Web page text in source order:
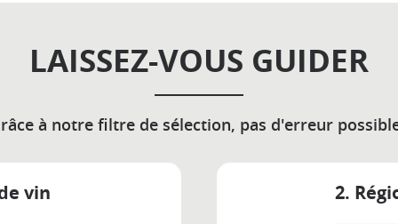
LAISSEZ-VOUS GUIDER
à notre filtre de sélection, pas d'erreur
vin 2.